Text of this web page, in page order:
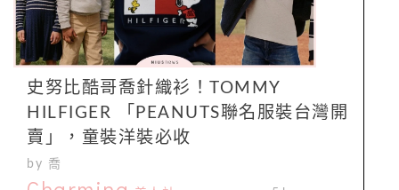
史努比酷哥喬針織衫！TOMMY
HILFIGER 「PEANUTS聯名服裝台灣開
賣」，童裝洋裝必收
by 喬